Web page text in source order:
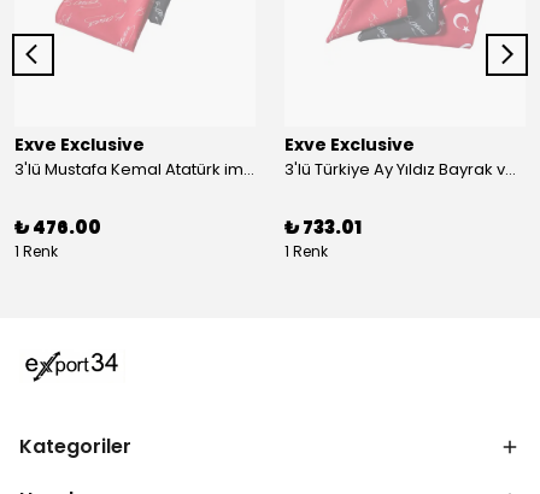
Exve Exclusive
3'lü Mustafa Kemal Atatürk imzalı ve Türkiye Ay Yıldız Bayraklı Kadın Fular Seti
₺ 476.00
1 Renk
Exve Exclusive
3'lü Türkiye Ay Yıldız Bayrak ve Mustafa Kemal Atatürk imzalı Kırmızı Siyah Yaka Mendili Seti
₺ 733.01
1 Renk
Kategoriler